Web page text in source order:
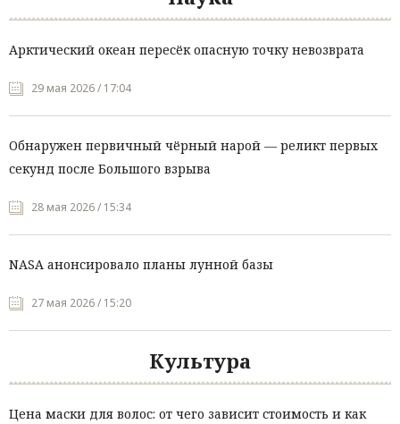
Арктический океан пересёк опасную точку невозврата
29 мая 2026 / 17:04
Обнаружен первичный чёрный нарой — реликт первых
секунд после Большого взрыва
28 мая 2026 / 15:34
NASA анонсировало планы лунной базы
27 мая 2026 / 15:20
Культура
Цена маски для волос: от чего зависит стоимость и как